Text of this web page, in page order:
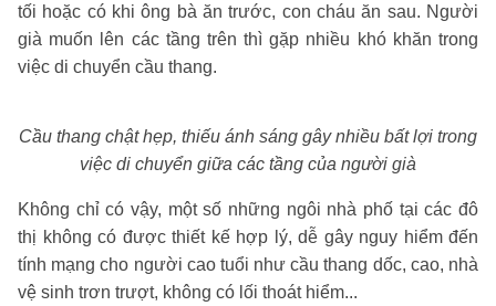
tối hoặc có khi ông bà ăn trước, con cháu ăn sau. Người
già muốn lên các tầng trên thì gặp nhiều khó khăn trong
việc di chuyển cầu thang.
Cầu thang chật hẹp, thiếu ánh sáng gây nhiều bất lợi trong
việc di chuyển giữa các tầng của người già
Không chỉ có vậy, một số những ngôi nhà phố tại các đô
thị không có được thiết kế hợp lý, dễ gây nguy hiểm đến
tính mạng cho người cao tuổi như cầu thang dốc, cao, nhà
vệ sinh trơn trượt, không có lối thoát hiểm...